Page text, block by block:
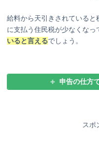
給料から天引きされている
に支払う住民税が少なくなっ
いると言えるでしょう。
申告の仕方
スポ